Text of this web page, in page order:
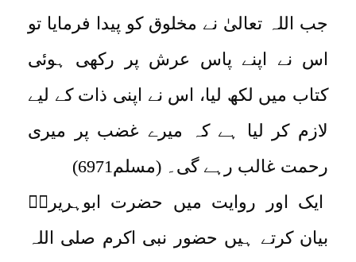
جب اللہ تعالیٰ نے مخلوق کو پیدا فرمایا تو
اس نے اپنے پاس عرش پر رکھی ہوئی
کتاب میں لکھ لیا، اس نے اپنی ذات کے لیے
لازم کر لیا ہے کہ میرے غضب پر میری
رحمت غالب رہے گی۔ (مسلم6971)
ایک اور روایت میں حضرت ابوہریرہؓ
بیان کرتے ہیں حضور نبی اکرم صلی اللہ